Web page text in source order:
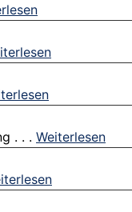
. . . Weiterlesen